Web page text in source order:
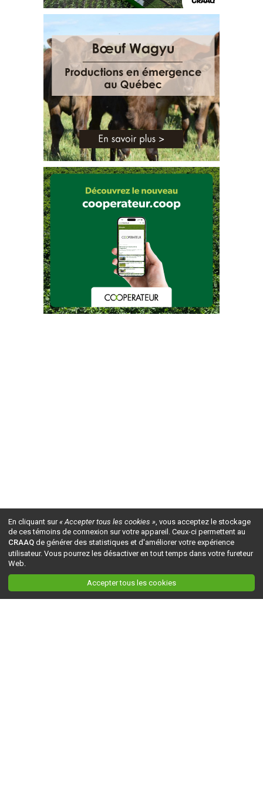
En cliquant sur« Accepter tous les cookies », vous acceptez le stockage
de ces témoins de connexion sur votre appareil. Ceux-ci permettent au
CRAAQ de générer des statistiques et d'améliorer votre expérience
utilisateur. Vous pourrez les désactiver en tout temps dans votre fureteur
Web.
Accepter tous les cookies